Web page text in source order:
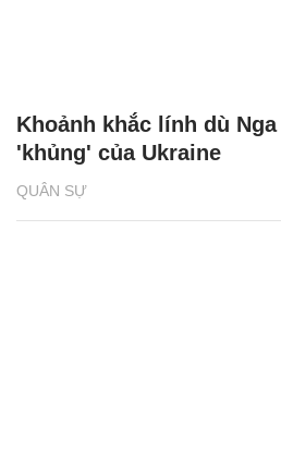
QUÂN SỰ
Khoảnh khắc lính dù Nga
'khủng' của Ukraine